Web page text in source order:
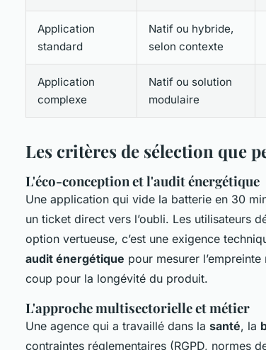
Application
standard
Natif ou hybride,
selon contexte
Application
complexe
Natif ou solution
modulaire
Les critères de sélection que
L'éco-conception et l'audit énergétique
Une application qui vide la batterie en 30
un ticket direct vers l’oubli. Les utilisateurs
option vertueuse, c’est une exigence
audit énergétique pour mesurer
coup pour la longévité du produit.
L'approche multisectorielle et métier
Une agence qui a travaillé dans la santé, la
contraintes réglementaires (RGPD, normes